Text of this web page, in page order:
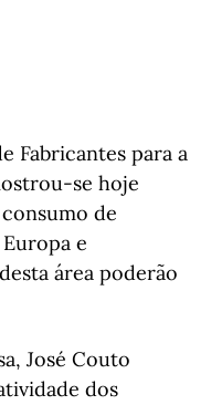
Fabricantes para a
se hoje
de
e
área poderão
José Couto
dos